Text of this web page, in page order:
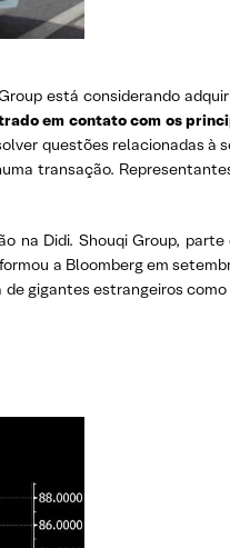
está considerando
em contato com os
questões relacionadas à
transação.
na Didi. Shouqi Group,
a Bloomberg em
gigantes estrangeiros como